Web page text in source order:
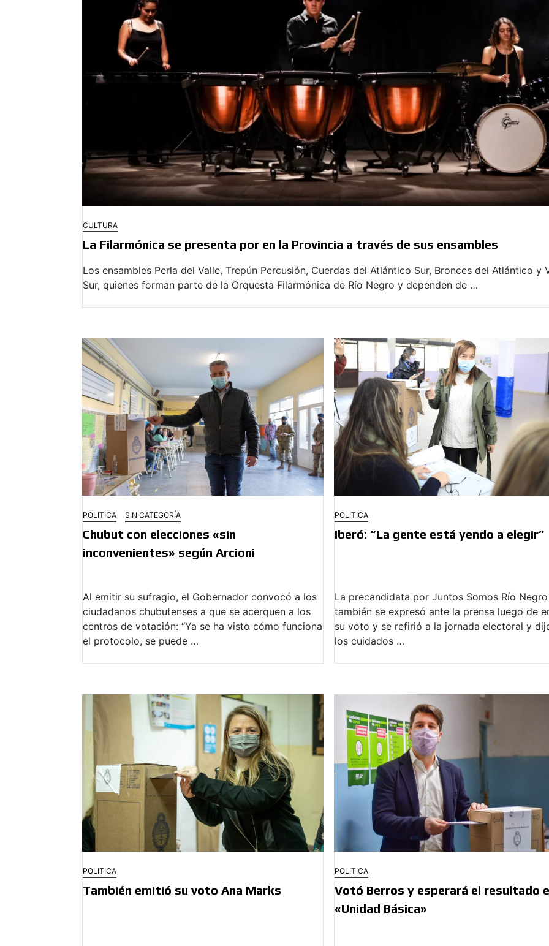
CULTURA
La Filarmónica se presenta por en la Provincia a través de sus ensambles
Los ensambles Perla del Valle, Trepún Percusión, Cuerdas del Atlántico Sur, Bronces del Atlántico y
Sur, quienes forman parte de la Orquesta Filarmónica de Río Negro y dependen de …
POLITICA SIN CATEGORÍA
Chubut con elecciones «sin
inconvenientes» según Arcioni
Al emitir su sufragio, el Gobernador convocó a los
ciudadanos chubutenses a que se acerquen a los
centros de votación: “Ya se ha visto cómo funciona
el protocolo, se puede …
POLITICA
Iberó: “La gente está yendo a elegir”
La precandidata por Juntos Somos Río Negro
también se expresó ante la prensa luego de
su voto y se refirió a la jornada electoral y
los cuidados …
POLITICA
También emitió su voto Ana Marks
POLITICA
Votó Berros y esperará el resultado
«Unidad Básica»